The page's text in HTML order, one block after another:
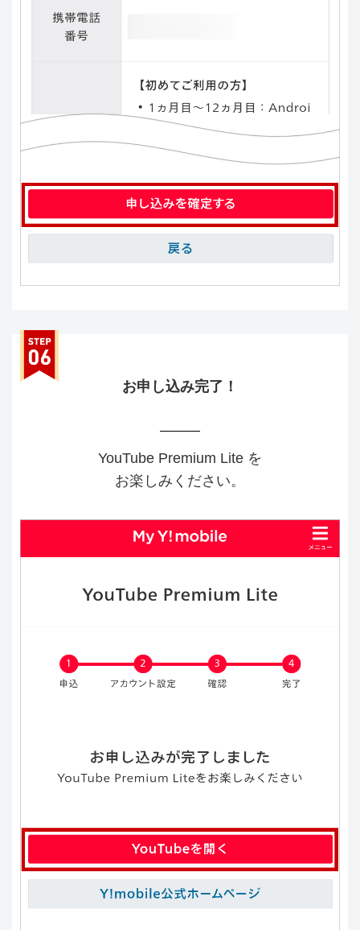
お申し込み完了！
YouTube Premium Lite を
お楽しみください。